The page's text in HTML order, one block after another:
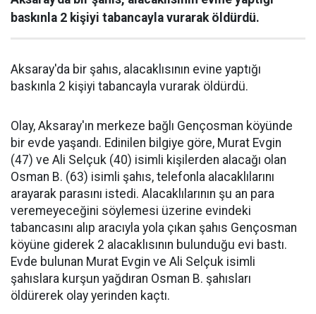
baskınla 2 kişiyi tabancayla vurarak öldürdü.
Aksaray'da bir şahıs, alacaklısının evine yaptığı
baskınla 2 kişiyi tabancayla vurarak öldürdü.
Olay, Aksaray'ın merkeze bağlı Gençosman köyünde
bir evde yaşandı. Edinilen bilgiye göre, Murat Evgin
(47) ve Ali Selçuk (40) isimli kişilerden alacağı olan
Osman B. (63) isimli şahıs, telefonla alacaklılarını
arayarak parasını istedi. Alacaklılarının şu an para
veremeyeceğini söylemesi üzerine evindeki
tabancasını alıp aracıyla yola çıkan şahıs Gençosman
köyüne giderek 2 alacaklısının bulunduğu evi bastı.
Evde bulunan Murat Evgin ve Ali Selçuk isimli
şahıslara kurşun yağdıran Osman B. şahısları
öldürerek olay yerinden kaçtı.